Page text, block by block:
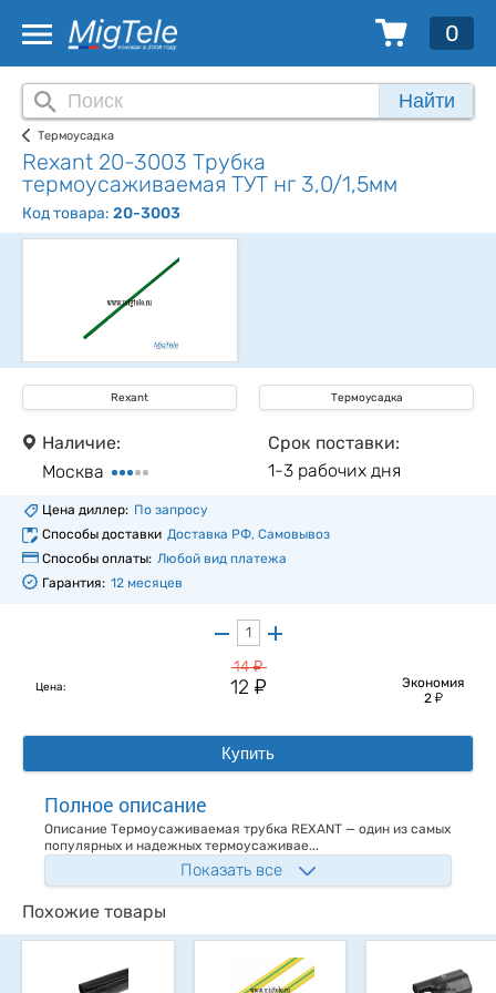
0
Найти
Термоусадка
Rexant 20-3003 Трубка
термоусаживаемая ТУТ нг 3,0/1,5мм
Код товара: 20-3003
Rexant Термоусадка
Наличие:
Москва
Срок поставки:
1-3 рабочих дня
Цена диллер: По запросу
Способы доставки Доставка РФ, Самовывоз
Способы оплаты: Любой вид платежа
Гарантия: 12 месяцев
Цена:
14у
12 у
Экономия
2 у
Купить
Полное описание
Описание Термоусаживаемая трубка REXANT — один из самых
популярных и надежных термоусаживае...
Показать все
Похожие товары